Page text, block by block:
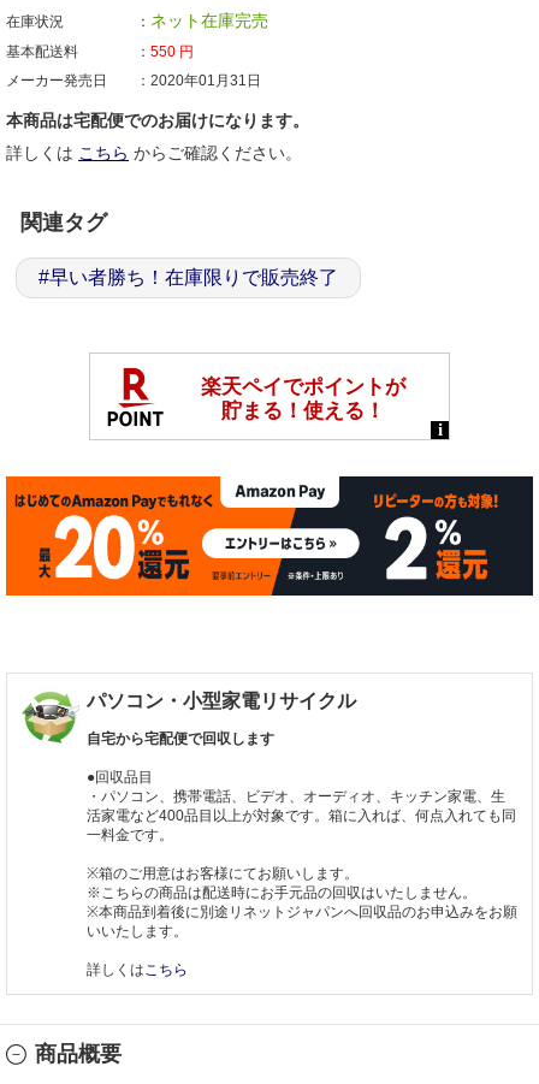
在庫状況
ネット在庫完売
基本配送料 550 円
メーカー発売日
2020年01月31日
本商品は宅配便でのお届けになります。
詳しくは こちら からご確認ください。
関連タグ
#早い者勝ち！在庫限りで販売終了
パソコン・小型家電リサイクル
自宅から宅配便で回収します
●回収品目
・パソコン、携帯電話、ビデオ、オーディオ、キッチン家電、生
活家電など400品目以上が対象です。箱に入れば、何点入れても同
一料金です。
※箱のご用意はお客様にてお願いします。
※こちらの商品は配送時にお手元品の回収はいたしません。
※本商品到着後に別途リネットジャパンへ回収品のお申込みをお願
いいたします。
詳しくは こちら
商品概要